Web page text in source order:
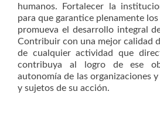
humanos. Fortalecer la
para que garantice plenamente
promueva el desarrollo integral
Contribuir con una mejor calidad
de cualquier actividad que
contribuya al logro de ese
autonomía de las organizaciones
y sujetos de su acción.